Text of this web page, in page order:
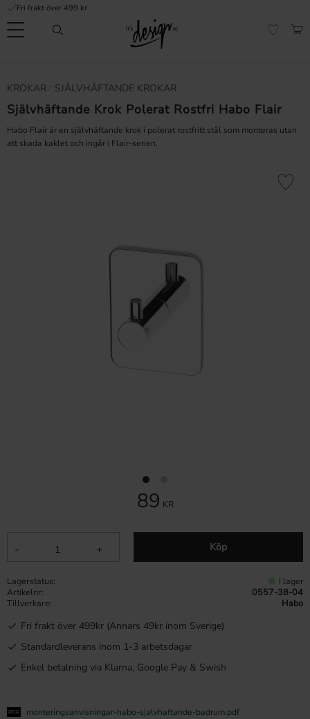
Meny
Fri frakt över 499 kr
KROKAR SJÄLVHÄFTANDE KROKAR
Självhäftande Krok Polerat Rostfri Habo Flair
Habo Flair är en självhäftande krok i polerat rostfritt stål som monteras utan
att skada kaklet och ingår i Flair-serien.
89 KR
+
- Köp
Lägg till
Lagerstatus I lager
Artikelnr
0557-38-04
Tillverkare
Habo
Fri frakt över 499kr (Annars 49kr inom Sverige)
Standardleverans inom 1-3 arbetsdagar
Enkel betalning via Klarna, Google Pay & Swish
monteringsanvisningar-habo-sjalvhaftande-badrum.pdf
Vanliga frågor
Inspiration & Tips
sidor |
It's
Design